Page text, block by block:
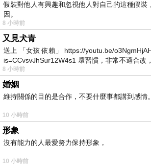
假裝對他人有興趣和忽視他人對自己的這種假裝
因。
8 小時前
又見犬青
送上 「女孩 依賴」 https://youtu.be/
is=CCvsvJhSur12W4s1 壞習慣，非常不適合改
我害怕的
8 小時前
婚姻
維持關係的目的是合作，不要什麼事都講到感情
10 小時前
形象
沒有能力的人最愛努力保持形象，
10 小時前